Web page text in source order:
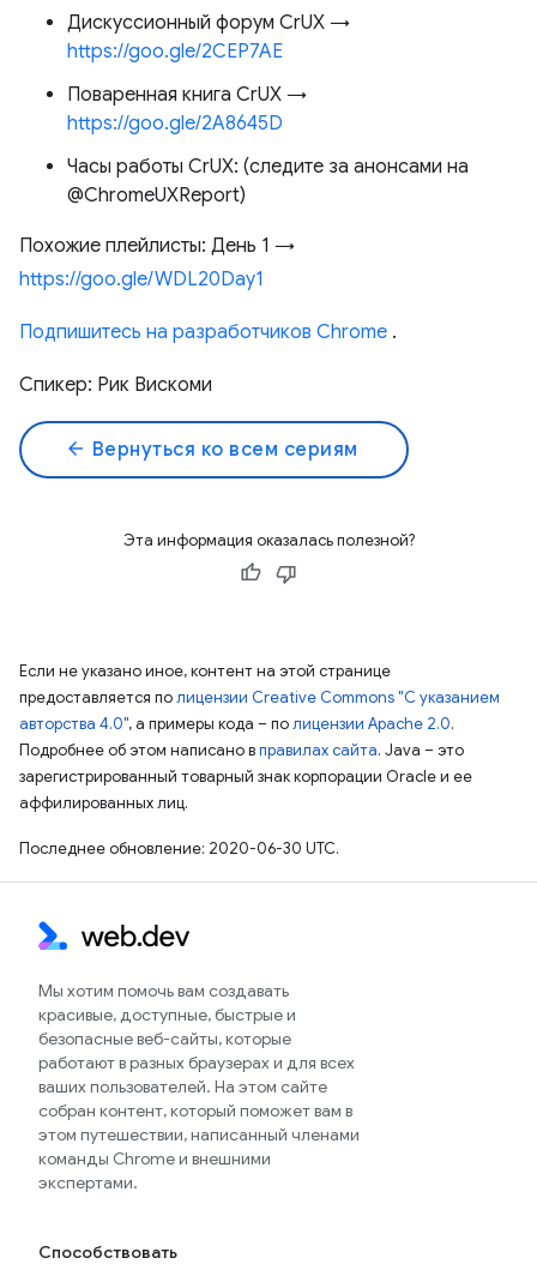
Дискуссионный форум CrUX →
https://goo.gle/2CEP7AE
Поваренная книга CrUX →
https://goo.gle/2A8645D
Часы работы CrUX: (следите за анонсами на
@ChromeUXReport)
Похожие плейлисты: День 1 →
https://goo.gle/WDL20Day1
Подпишитесь на разработчиков Chrome .
Спикер: Рик Вискоми
arrow_back Вернуться ко всем сериям
Эта информация оказалась полезной?
Если не указано иное, контент на этой странице
предоставляется полицензии Creative Commons "С указанием
авторства 4.0", а примеры кода – полицензии Apache 2.0.
Подробнее об этом написано вправилах сайта. Java – это
зарегистрированный товарный знак корпорации Oracle и ее
аффилированных лиц.
Последнее обновление: 2020-06-30 UTC.
Мы хотим помочь вам создавать
красивые, доступные, быстрые и
безопасные веб-сайты, которые
работают в разных браузерах и для всех
ваших пользователей. На этом сайте
собран контент, который поможет вам в
этом путешествии, написанный членами
команды Chrome и внешними
экспертами.
Способствовать